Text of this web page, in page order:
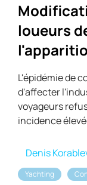
loueurs
L'épidémie de
d'affecter
voyageurs
incidence
Denis
Yachting